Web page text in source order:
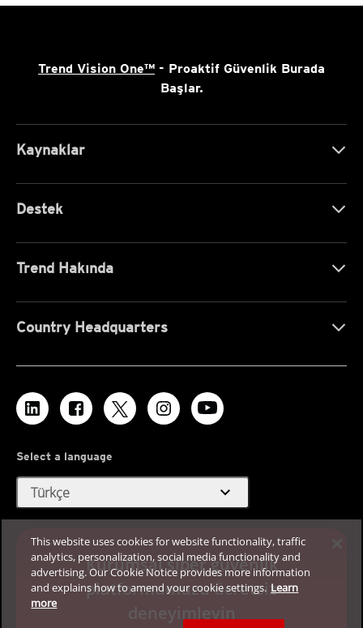
Trend Vision One™ - Proaktif Güvenlik Burada
Başlar.
Kaynaklar
Destek
Trend Hakında
Country Headquarters
Select a language
Türkçe expand_more
Kurumsal siber güvenlik
platformumuzu ücretsiz
This website uses cookies for website functionality, traffic
analytics, personalization, social media functionality and
advertising. Our Cookie Notice provides more information
and explains how to amend your cookie settings. Learn
more